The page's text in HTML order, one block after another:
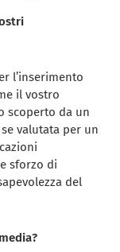
l’inserimento
il vostro
scoperto da un
valutata per un
sforzo di
del